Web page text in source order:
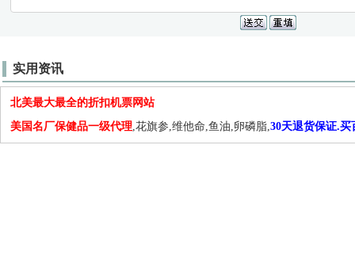
实用资讯
北美最大最全的折扣机票网站
美国名厂保健品一级代理,花旗参,维他命,鱼油,卵磷脂,30天退货保证.买